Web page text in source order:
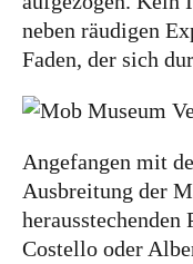
Ich bin Anna, in
und
Reisen und Food.
neben räudigen
Faden, der sich
Angefangen mit
Ausbreitung der
Costello oder